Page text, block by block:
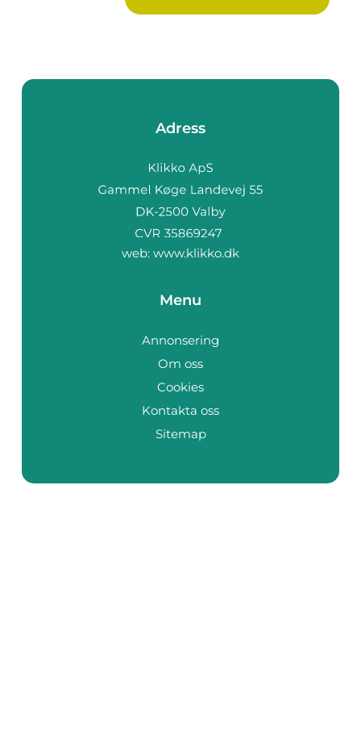
Adress
web: www.klikko.dk
Menu
Annonsering
Om oss
Cookies
Kontakta oss
Sitemap